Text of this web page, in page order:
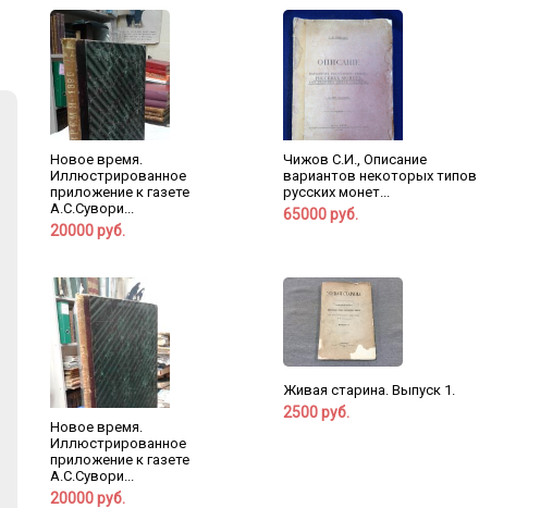
Новое время.
Иллюстрированное
приложение к газете
А.С.Сувори...
20000 руб.
Чижов С.И., Описание
вариантов некоторых типов
русских монет...
65000 руб.
Новое время.
Иллюстрированное
приложение к газете
А.С.Сувори...
20000 руб.
Живая старина. Выпуск 1.
2500 руб.